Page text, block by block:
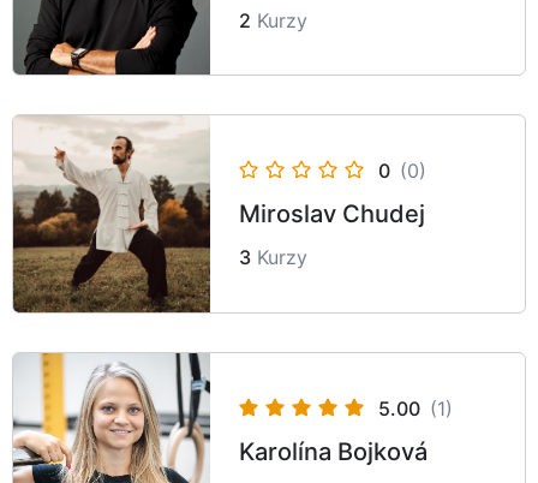
2 Kurzy
0 (0)
Miroslav Chudej
3 Kurzy
5.00 (1)
Karolína Bojková